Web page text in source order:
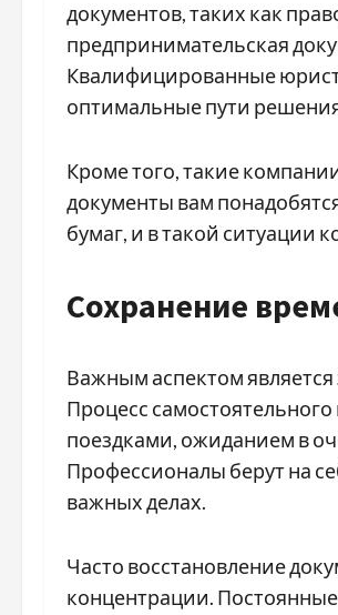
документов, таких как
предпринимательская
Квалифицированные
оптимальные пути
Кроме того, такие
документы вам
бумаг, и в такой ситуации
Сохранение
Важным аспектом
Процесс
поездками, ожиданием в
Профессионалы берут на
важных делах.
Часто восстановление
концентрации.